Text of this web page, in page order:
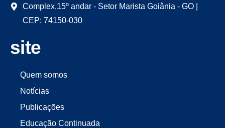
Complex,15º andar - Setor Marista Goiânia - GO |
CEP: 74150-030
site
Quem somos
Notícias
Publicações
Educação Continuada